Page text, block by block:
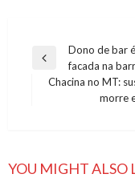
Navegação
Previous
Post
Dono de bar
facada na
Chacina no MT:
morre
YOU MIGHT ALSO